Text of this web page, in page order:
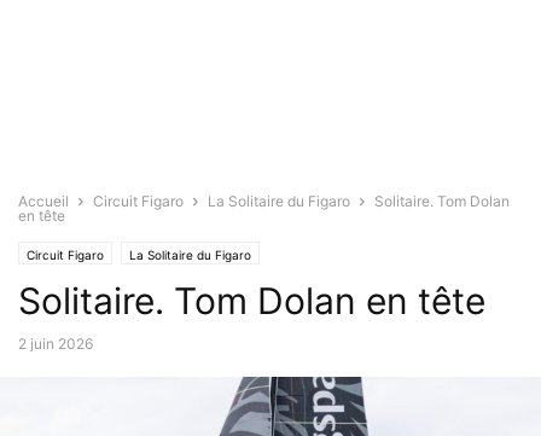
Accueil Circuit Figaro La Solitaire du Figaro
Solitaire. Tom Dolan
en tête
Circuit Figaro La Solitaire du Figaro
Solitaire. Tom Dolan en tête
2 juin 2026